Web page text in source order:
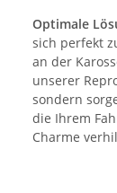
Optimale
sich perfekt
an der
unserer
sondern
die Ihrem
Charme